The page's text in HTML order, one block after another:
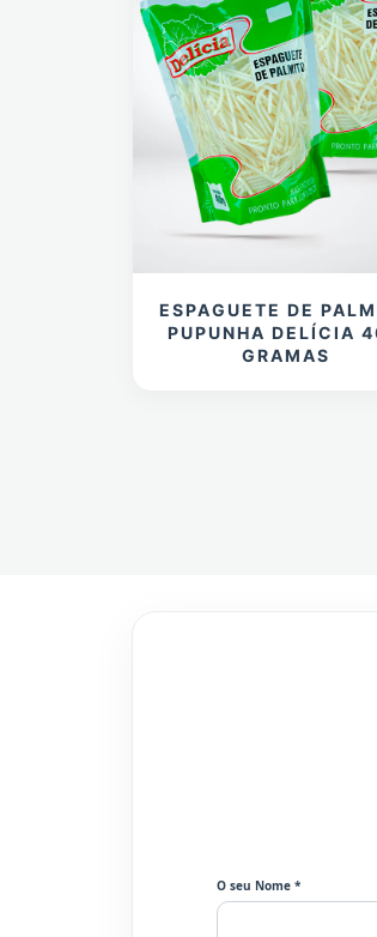
ESPAGUETE DE
PUPUNHA DELÍCIA
GRAMAS
O seu Nome *